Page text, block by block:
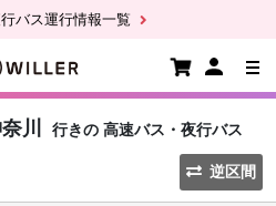
バス運行情報一覧
川 行きの 高速バス・夜行バス
逆区間